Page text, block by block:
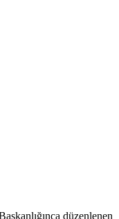
düzenlenen